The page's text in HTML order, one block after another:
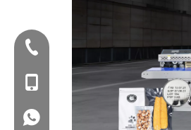
Tel:+86-577-88627766
Mob: +86-18858715170
WA: 0086 18858715170